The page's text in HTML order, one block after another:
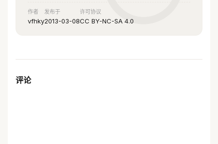
#packages in testing
[testing]
作者
vfhky
发布于
2013-03-08
许可协议
CC BY-NC-SA 4.0
评论